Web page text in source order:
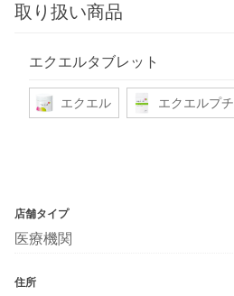
取り扱い商品
エクエルタブレット
エクエル エクエルプチ
店舗タイプ
医療機関
住所